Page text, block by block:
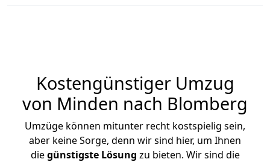
Kostengünstiger Umzug
von Minden nach Blomberg
Umzüge können mitunter recht kostspielig sein,
aber keine Sorge, denn wir sind hier, um Ihnen
diegünstigste Lösung zu bieten. Wir sind die